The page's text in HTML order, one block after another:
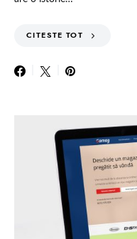
CITESTE TOT